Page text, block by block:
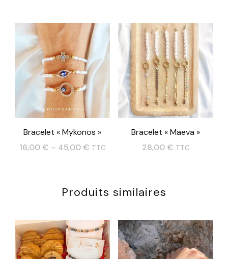
a
plusieurs
variations.
Les
options
peuvent
choisies
page
produit
Bracelet « Mykonos »
16,00 € – 45,00 € TTC
a
variations.
Les
Bracelet « Maeva »
28,00 € TTC
a
variations.
Les
Produits similaires